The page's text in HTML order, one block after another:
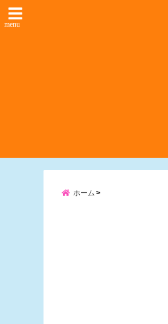
menu
ホーム